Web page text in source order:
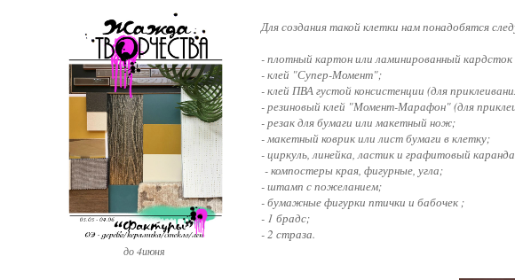
Для создания такой клетки нам понадобятся
- плотный картон или ламинированный
- клей "Супер-Момент";
- клей ПВА густой консистенции (для
- резиновый клей "Момент-Марафон" (для
- резак для бумаги или макетный нож;
- макетный коврик или лист бумаги в клетку;
- циркуль, линейка, ластик и графитовый
- компостеры края, фигурные, угла;
- штамп с пожеланием;
- бумажные фигурки птички и бабочек ;
- 1 брадс;
- 2 страза.
до 4июня